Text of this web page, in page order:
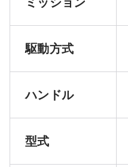
駆動方式
ハンドル
型式